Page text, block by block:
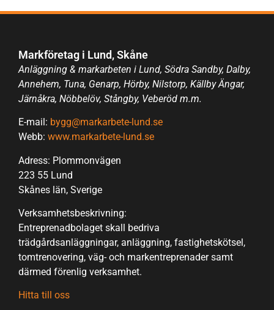
Markföretag i Lund, Skåne
Anläggning & markarbeten i Lund, Södra Sandby, Dalby,
Annehem, Tuna, Genarp, Hörby, Nilstorp, Källby Ängar,
Järnåkra, Nöbbelöv, Stångby, Veberöd m.m.
E-mail: bygg@markarbete-lund.se
Webb: www.markarbete-lund.se
Adress: Plommonvägen
223 55 Lund
Skånes län, Sverige
Verksamhetsbeskrivning:
Entreprenadbolaget skall bedriva
trädgårdsanläggningar, anläggning, fastighetskötsel,
tomtrenovering, väg- och markentreprenader samt
därmed förenlig verksamhet.
Hitta till oss